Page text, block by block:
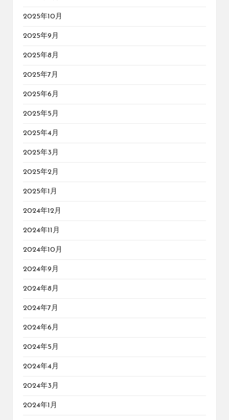
2025年10月
2025年9月
2025年8月
2025年7月
2025年6月
2025年5月
2025年4月
2025年3月
2025年2月
2025年1月
2024年12月
2024年11月
2024年10月
2024年9月
2024年8月
2024年7月
2024年6月
2024年5月
2024年4月
2024年3月
2024年1月